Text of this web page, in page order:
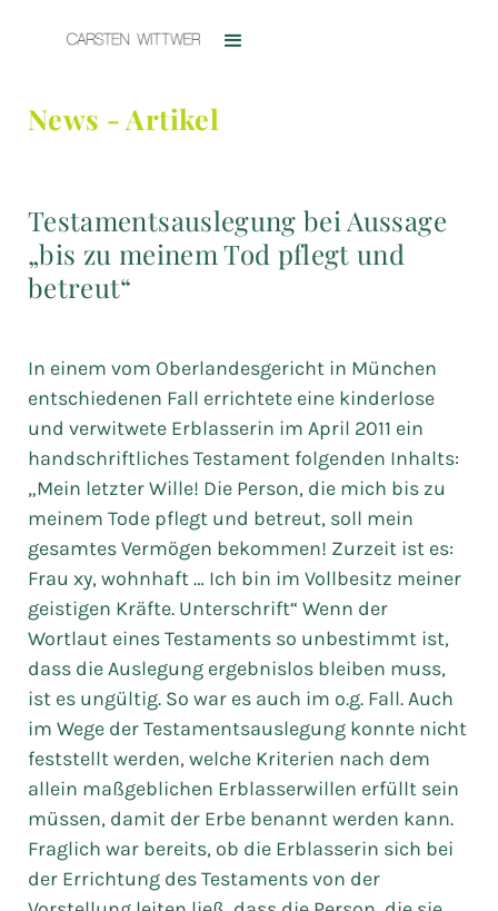
News - Artikel
Testamentsauslegung bei Aussage
„bis zu meinem Tod pflegt und
betreut“
In einem vom Oberlandesgericht in München
entschiedenen Fall errichtete eine kinderlose
und verwitwete Erblasserin im April 2011 ein
handschriftliches Testament folgenden Inhalts:
„Mein letzter Wille! Die Person, die mich bis zu
meinem Tode pflegt und betreut, soll mein
gesamtes Vermögen bekommen! Zurzeit ist es:
Frau xy, wohnhaft … Ich bin im Vollbesitz meiner
geistigen Kräfte. Unterschrift“ Wenn der
Wortlaut eines Testaments so unbestimmt ist,
dass die Auslegung ergebnislos bleiben muss,
ist es ungültig. So war es auch im o.g. Fall. Auch
im Wege der Testamentsauslegung konnte nicht
feststellt werden, welche Kriterien nach dem
allein maßgeblichen Erblasserwillen erfüllt sein
müssen, damit der Erbe benannt werden kann.
Fraglich war bereits, ob die Erblasserin sich bei
der Errichtung des Testaments von der